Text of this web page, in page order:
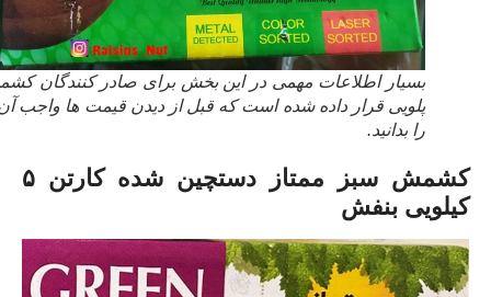
بسیار اطلاعات مهمی در این بخش برای صادر کنندگان کشمش
پلویی قرار داده شده است که قبل از دیدن قیمت ها واجب آن ها
را بدانید.
کشمش سبز ممتاز ‌دستچین شده کارتن ۵
کیلویی بنفش